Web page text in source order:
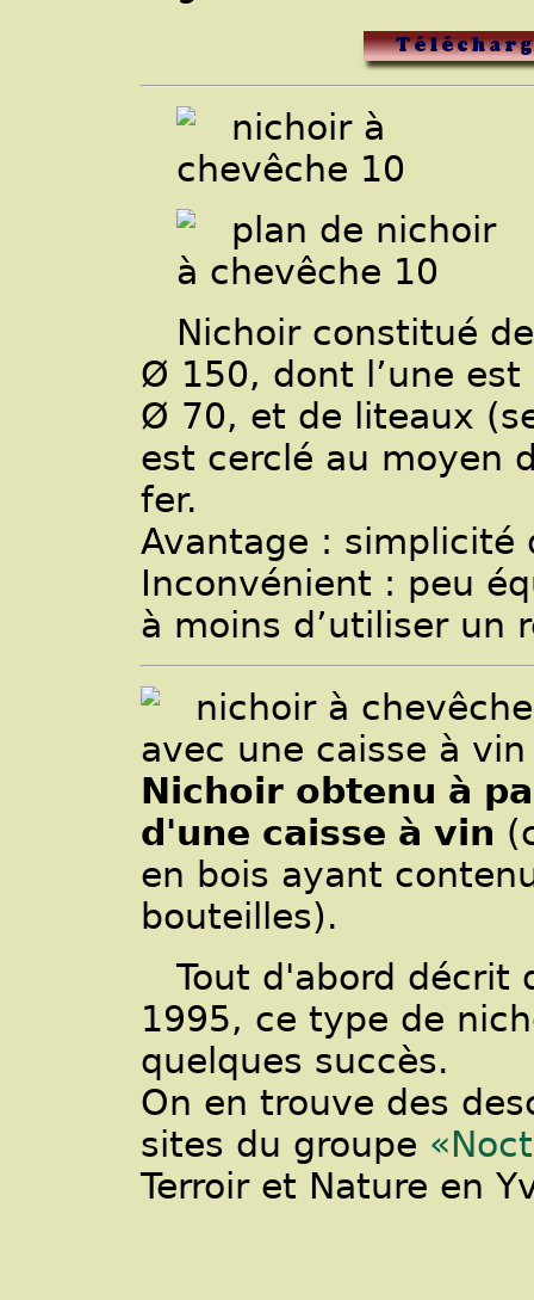
Nichoir constitué
Ø 150, dont l’une est
Ø 70, et de liteaux
est cerclé au moyen
fer.
Avantage : simplicité
Inconvénient : peu
à moins d’utiliser un
Nichoir obtenu à
d'une caisse à vin
en bois ayant
bouteilles).
Tout d'abord décrit
1995, ce type de
quelques succès.
On en trouve des
sites du groupe
Terroir et Nature en